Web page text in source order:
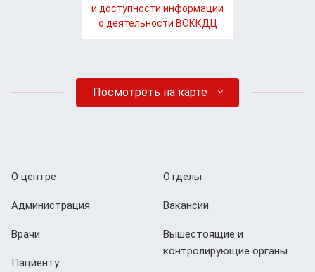
и доступности информации
о деятельности ВОККДЦ
Посмотреть на карте
О центре
Администрация
Врачи
Пациенту
Отделы
Вакансии
Вышестоящие и
контролирующие органы